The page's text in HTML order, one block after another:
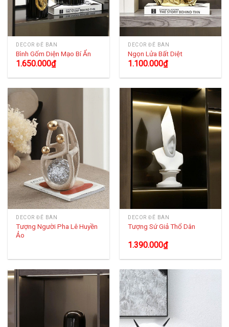
DECOR ĐỂ BÀN
Bình Gốm Diện Mạo Bí Ẩn
1.650.000₫
DECOR ĐỂ BÀN
Ngọn Lửa Bất Diệt
1.100.000₫
DECOR ĐỂ BÀN
Tượng Người Pha Lê Huyền
Ảo
DECOR ĐỂ BÀN
Tượng Sứ Giả Thổ Dân
1.390.000₫